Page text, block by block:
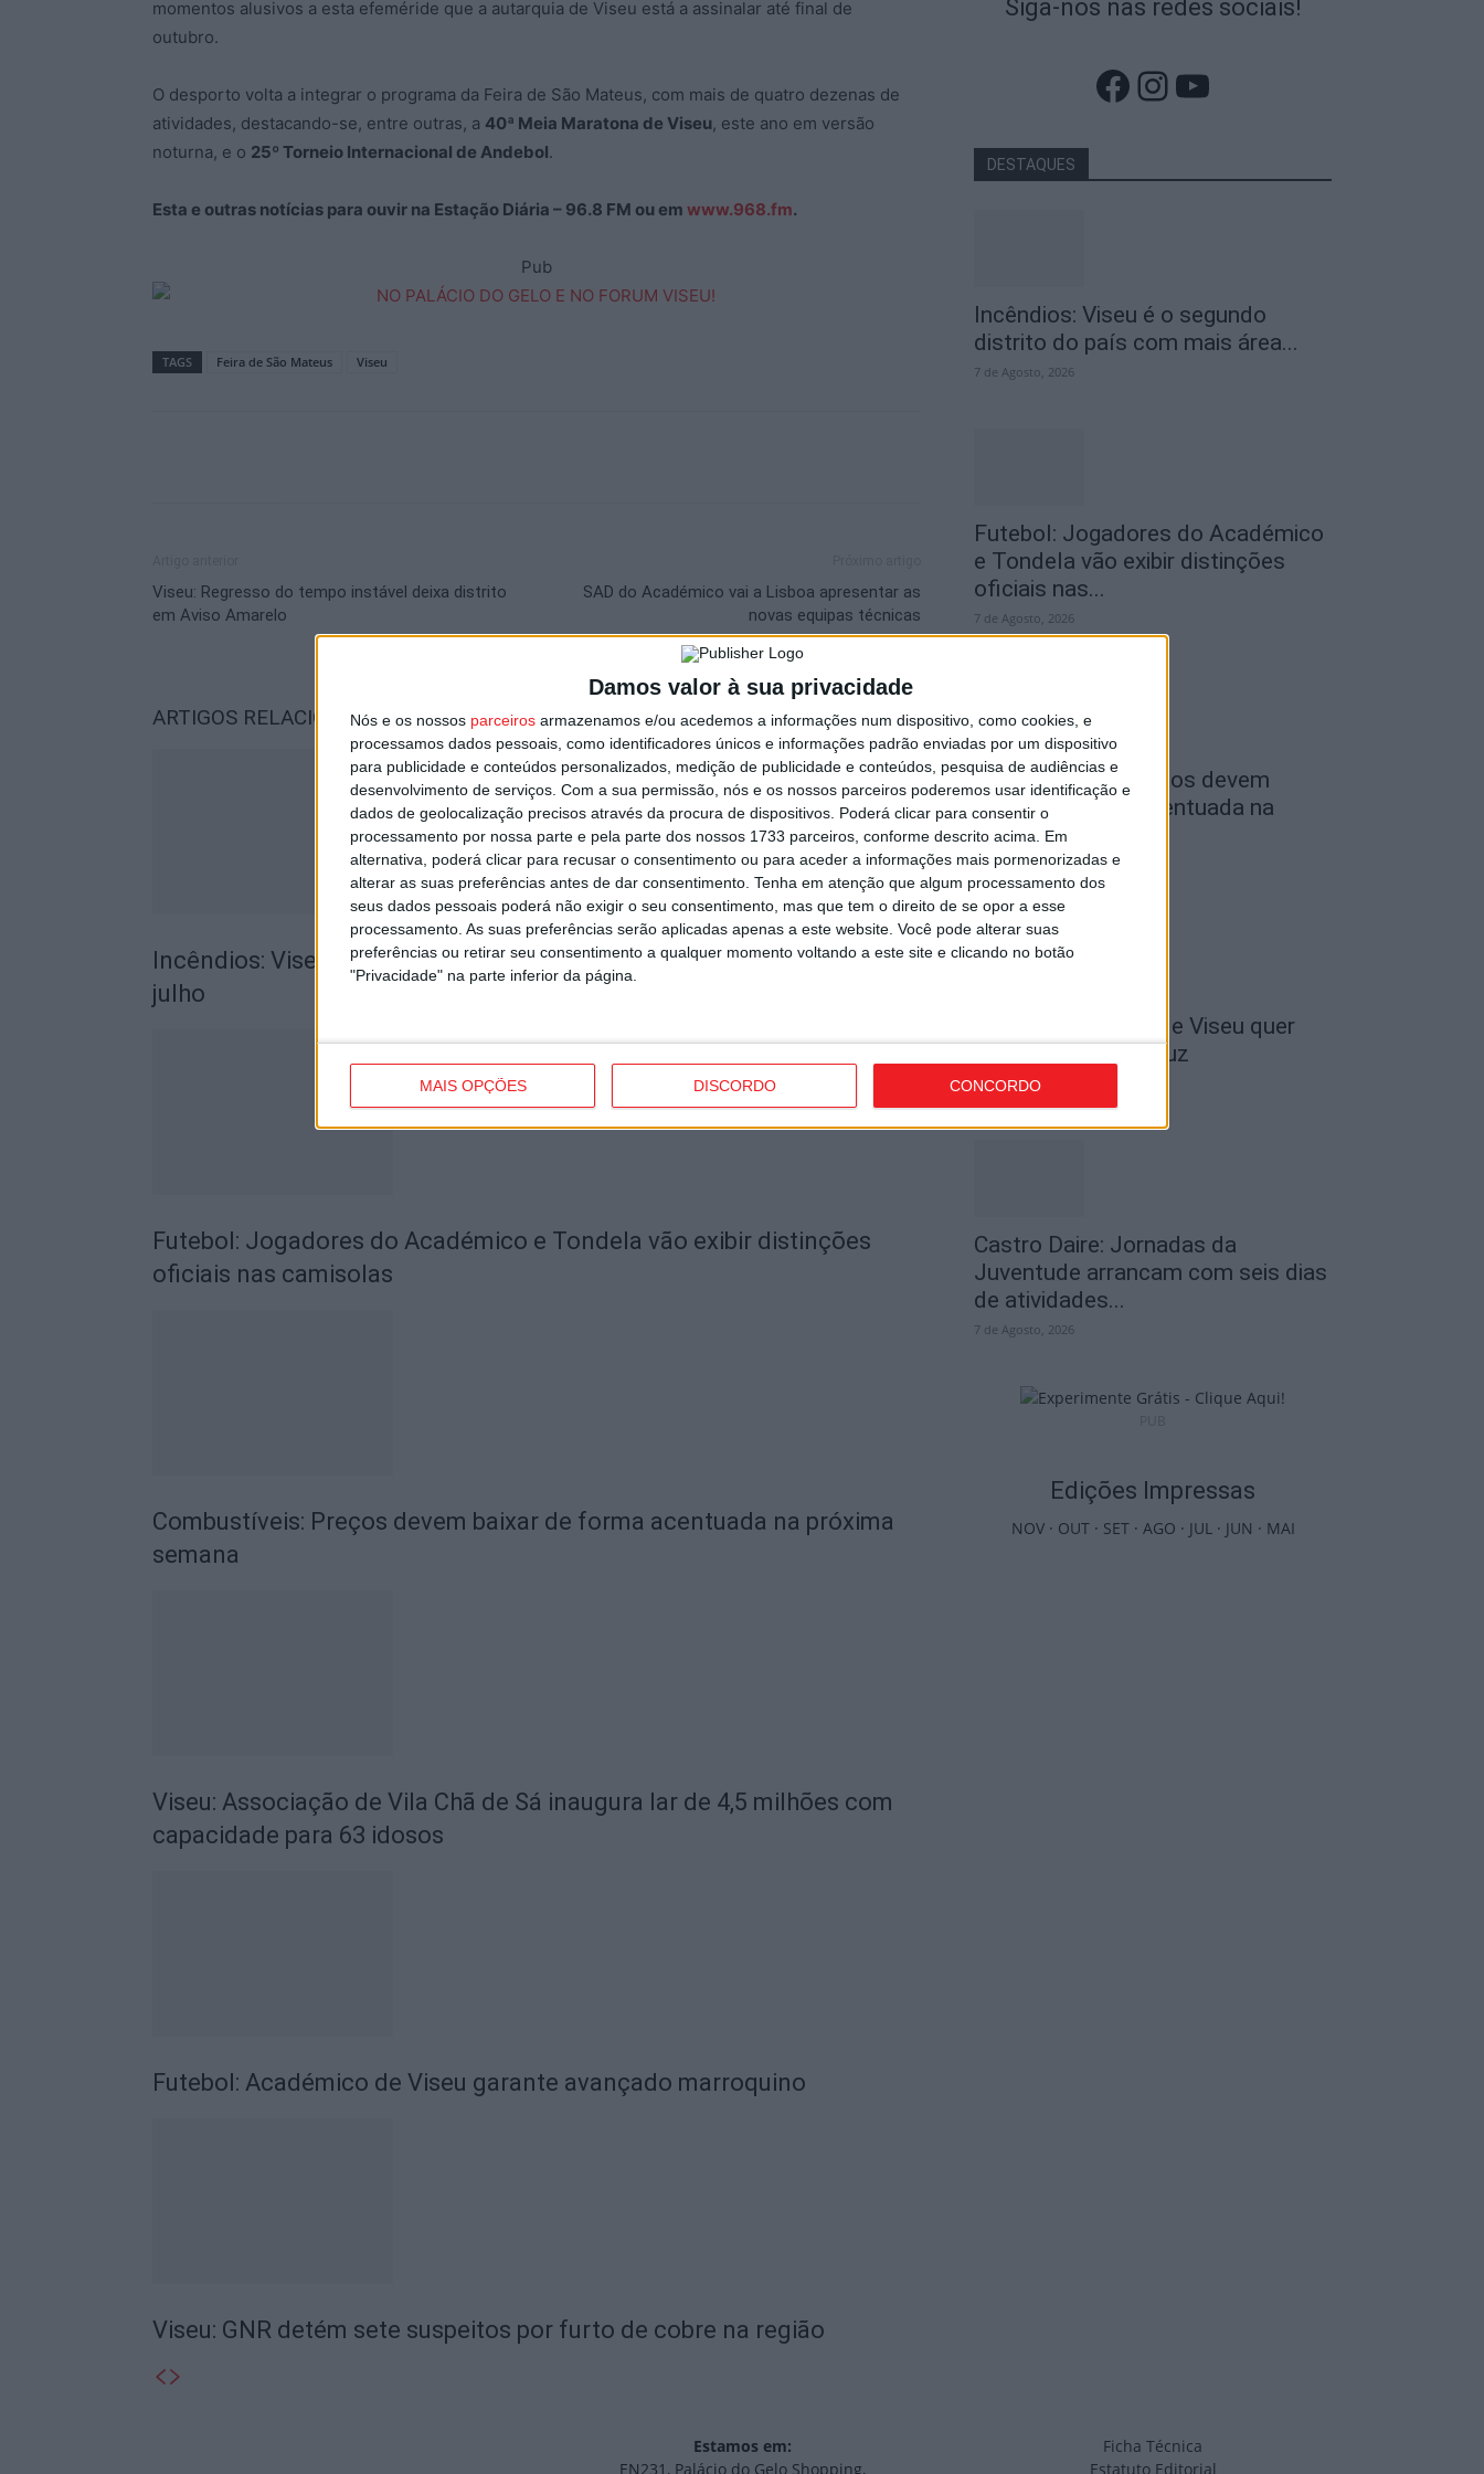
Damos valor à sua privacidade
Nós e os nossos parceiros armazenamos e/ou acedemos a informações num dispositivo, como cookies, e
processamos dados pessoais, como identificadores únicos e informações padrão enviadas por um dispositivo
para publicidade e conteúdos personalizados, medição de publicidade e conteúdos, pesquisa de audiências e
desenvolvimento de serviços. Com a sua permissão, nós e os nossos parceiros poderemos usar identificação e
dados de geolocalização precisos através da procura de dispositivos. Poderá clicar para consentir o
processamento por nossa parte e pela parte dos nossos 1733 parceiros, conforme descrito acima. Em
alternativa, poderá clicar para recusar o consentimento ou para aceder a informações mais pormenorizadas e
alterar as suas preferências antes de dar consentimento. Tenha em atenção que algum processamento dos
seus dados pessoais poderá não exigir o seu consentimento, mas que tem o direito de se opor a esse
processamento. As suas preferências serão aplicadas apenas a este website. Você pode alterar suas
preferências ou retirar seu consentimento a qualquer momento voltando a este site e clicando no botão
"Privacidade" na parte inferior da página.
MAIS OPÇÕES DISCORDO CONCORDO
momentos alusivos a esta efeméride que a autarquia de Viseu está a assinalar até final de
outubro.
O desporto volta a integrar o programa da Feira de São Mateus, com mais de quatro dezenas de
atividades, destacando-se, entre outras, a 40ª Meia Maratona de Viseu, este ano em versão
noturna, e o 25º Torneio Internacional de Andebol.
Esta e outras notícias para ouvir na Estação Diária – 96.8 FM ou em www.968.fm.
Pub
TAGS Feira de São Mateus Viseu
Viseu: Regresso do tempo instável deixa distrito
em Aviso Amarelo
SAD do Académico vai a Lisboa apresentar as
novas equipas técnicas
ARTIGOS RELACIONADOSMais do autor
Incêndios: Viseu é o segundo distrito do país com mais área ardida até
julho
Futebol: Jogadores do Académico e Tondela vão exibir distinções
oficiais nas camisolas
Combustíveis: Preços devem baixar de forma acentuada na próxima
semana
Viseu: Associação de Vila Chã de Sá inaugura lar de 4,5 milhões com
capacidade para 63 idosos
Futebol: Académico de Viseu garante avançado marroquino
Viseu: GNR detém sete suspeitos por furto de cobre na região
Siga-nos nas redes sociais!
Facebook
Instagram
YouTube
DESTAQUES
Incêndios: Viseu é o segundo
distrito do país com mais área...
7 de Agosto, 2026
Futebol: Jogadores do Académico
e Tondela vão exibir distinções
oficiais nas...
7 de Agosto, 2026
Combustíveis: Preços devem
baixar de forma acentuada na
próxima semana
7 de Agosto, 2026
I Liga: Académico de Viseu quer
travar Benfica na Luz
7 de Agosto, 2026
Castro Daire: Jornadas da
Juventude arrancam com seis dias
de atividades...
7 de Agosto, 2026
Edições Impressas
NOV· OUT· SET· AGO · JUL· JUN · MAI
Estamos em:
EN231, Palácio do Gelo Shopping,
Ficha Técnica
Estatuto Editorial